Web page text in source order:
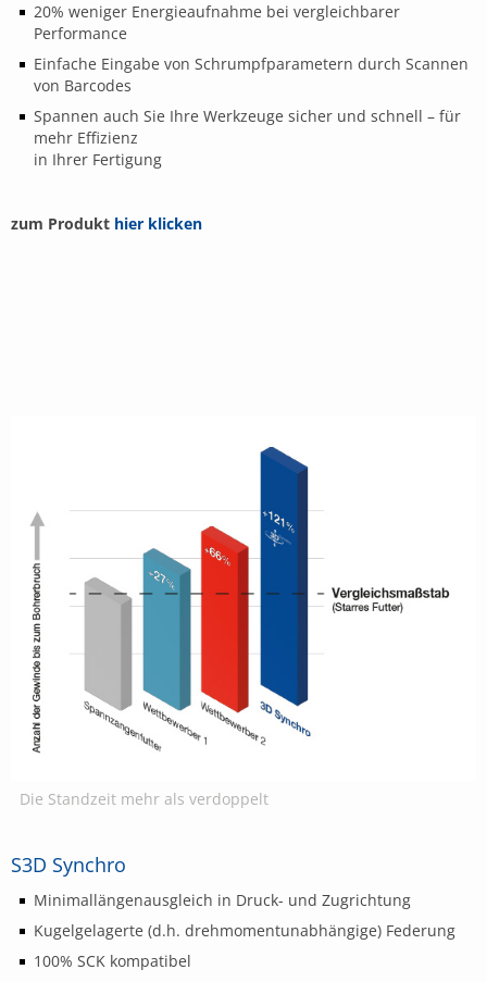
20% weniger Energieaufnahme bei vergleichbarer
Performance
Einfache Eingabe von Schrumpfparametern durch Scannen
von Barcodes
Spannen auch Sie Ihre Werkzeuge sicher und schnell – für
mehr Effizienz
in Ihrer Fertigung
zum Produkt hier klicken
Die Standzeit mehr als verdoppelt
S3D Synchro
Minimallängenausgleich in Druck- und Zugrichtung
Kugelgelagerte (d.h. drehmomentunabhängige) Federung
100% SCK kompatibel